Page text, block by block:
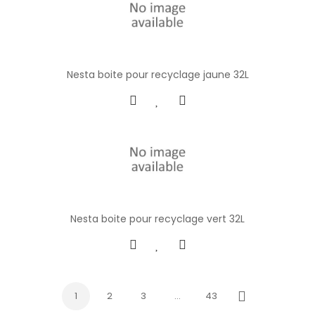
Nesta boite pour recyclage jaune 32L
Nesta boite pour recyclage vert 32L
1 2 3 … 43
Next